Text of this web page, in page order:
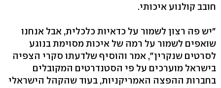
חובב קולנוע איכותי.
"יש פה רצון לשמור על כדאיות כלכלית, אבל אנחנו
שואפים לשמור על רמה של איכות מסוימת בנוגע
לסרטים שנקרין", אמר והוסיף שלדעתו סקרי הצפיה
בישראל מוערכים על פי הסטנדרטים המקובלים
בחברות ההפצה האמריקניות, בעוד שהקהל הישראלי